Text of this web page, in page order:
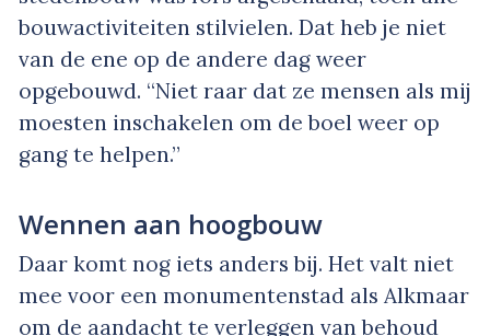
bouwactiviteiten stilvielen. Dat heb je niet
van de ene op de andere dag weer
opgebouwd. “Niet raar dat ze mensen als mij
moesten inschakelen om de boel weer op
gang te helpen.”
Wennen aan hoogbouw
Daar komt nog iets anders bij. Het valt niet
mee voor een monumentenstad als Alkmaar
om de aandacht te verleggen van behoud